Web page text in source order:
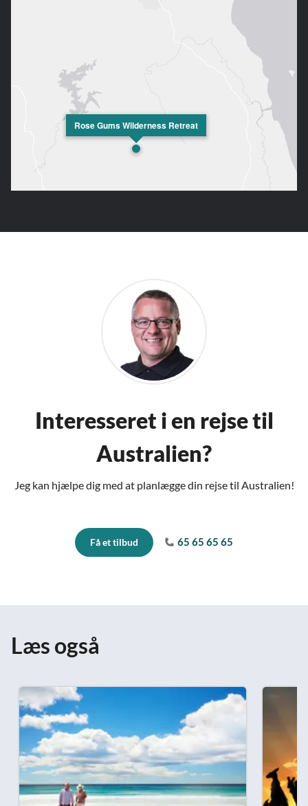
Rose Gums Wilderness Retreat
Interesseret i en rejse til
Australien?
Jeg kan hjælpe dig med at planlægge din rejse til Australien!
Få et tilbud 65 65 65 65
Læs også